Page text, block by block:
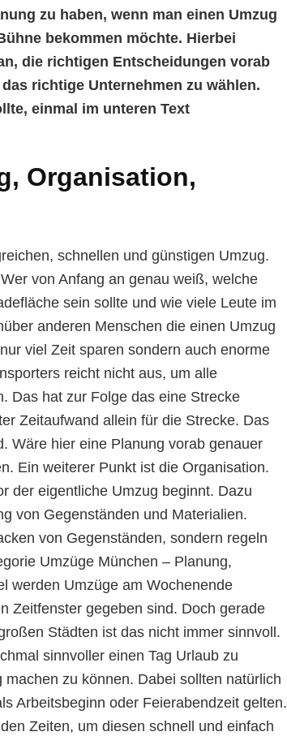
zu haben, wenn man einen Umzug
bekommen möchte. Hierbei
die richtigen Entscheidungen vorab
richtige Unternehmen zu wählen.
einmal im unteren Text
Organisation,
schnellen und günstigen Umzug.
von Anfang an genau weiß, welche
sein sollte und wie viele Leute im
anderen Menschen die einen Umzug
viel Zeit sparen sondern auch enorme
reicht nicht aus, um alle
Das hat zur Folge das eine Strecke
Zeitaufwand allein für die Strecke. Das
Wäre hier eine Planung vorab genauer
Ein weiterer Punkt ist die Organisation.
der eigentliche Umzug beginnt. Dazu
von Gegenständen und Materialien.
von Gegenständen, sondern regeln
Umzüge München – Planung,
werden Umzüge am Wochenende
Zeitfenster gegeben sind. Doch gerade
Städten ist das nicht immer sinnvoll.
sinnvoller einen Tag Urlaub zu
zu können. Dabei sollten natürlich
Arbeitsbeginn oder Feierabendzeit gelten.
Zeiten, um diesen schnell und einfach